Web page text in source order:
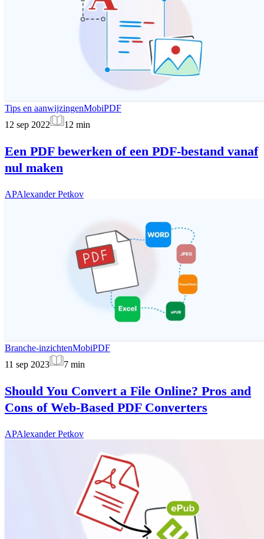
Tips en aanwijzingenMobiPDF
12 sep 2022
12 min
Een PDF bewerken of een PDF-bestand vanaf
nul maken
APAlexander Petkov
Branche-inzichtenMobiPDF
11 sep 2023
7 min
Should You Convert a File Online? Pros and
Cons of Web-Based PDF Converters
APAlexander Petkov